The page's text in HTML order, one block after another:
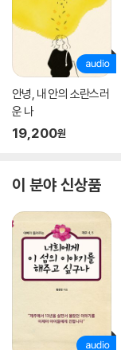
무너진 마음을 다시 세
로 걷자》에 담긴 글처
고 나면 “세상이 싫어
처럼, 당신 곁에도 든든
안녕, 내 안의 소란스러
운 나
19,200원
이 분야 신상품